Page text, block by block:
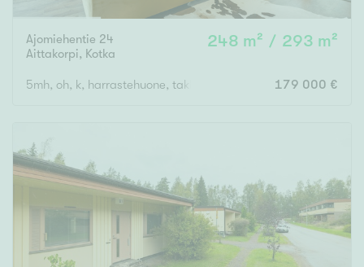
Maalämpö
Oma ranta
Oma sauna
Ajomiehentie 24
Aittakorpi, Kotka
248 m² / 293 m²
5mh, oh, k, harrastehuone, takkahuone, kph, 2 x erillinen wc,
179 000 €